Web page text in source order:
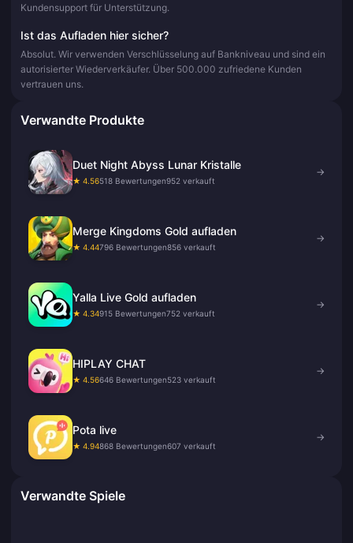
Kundensupport für Unterstützung.
Ist das Aufladen hier sicher?
Absolut. Wir verwenden Verschlüsselung auf Bankniveau und sind ein
autorisierter Wiederverkäufer. Über 500.000 zufriedene Kunden
vertrauen uns.
Verwandte Produkte
Duet Night Abyss Lunar Kristalle
★ 4.56518 Bewertungen952 verkauft
→
Merge Kingdoms Gold aufladen
★ 4.44796 Bewertungen856 verkauft
→
Yalla Live Gold aufladen
★ 4.34915 Bewertungen752 verkauft
→
HIPLAY CHAT
★ 4.56646 Bewertungen523 verkauft
→
Pota live
★ 4.94868 Bewertungen607 verkauft
→
Verwandte Spiele